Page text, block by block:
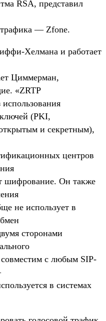
RSA, представил
— Zfone.
Хелмана и работает
Циммерман,
«ZRTP
использования
(PKI,
и секретным),
центров
шифрование. Он также
не использует в
сторонами
с любым SIP-
в системах